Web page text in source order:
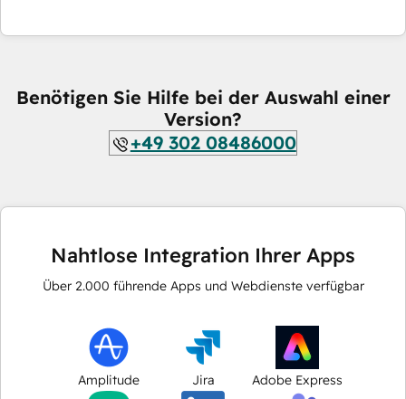
Benötigen Sie Hilfe bei der Auswahl einer
Version?
+49 302 08486000
Nahtlose Integration Ihrer Apps
Über 2.000 führende Apps und Webdienste verfügbar
Amplitude Jira Adobe Express